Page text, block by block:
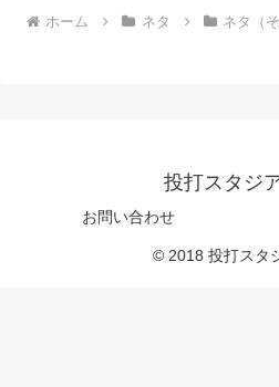
ホーム ネタ ネタ（
投打スタジ
お問い合わせ
© 2018 投打スタ